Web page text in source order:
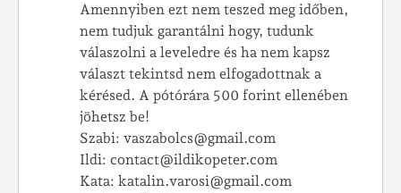
Amennyiben ezt nem teszed meg időben,
nem tudjuk garantálni hogy, tudunk
válaszolni a leveledre és ha nem kapsz
választ tekintsd nem elfogadottnak a
kérésed. A pótórára 500 forint ellenében
jöhetsz be!
Szabi: vaszabolcs@gmail.com
Ildi: contact@ildikopeter.com
Kata: katalin.varosi@gmail.com